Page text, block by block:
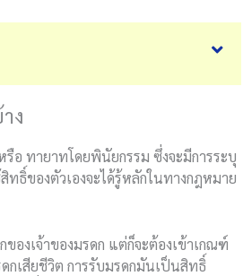
ง
อ ทายาทโดยพินัยกรรม ซึ่งจะมีการระบุ
ธิ์ของตัวเองจะได้รู้หลักในทางกฎหมาย
งเจ้าของมรดก แต่ก็จะต้องเข้าเกณฑ์
กเสียชีวิต การรับมรดกมันเป็นสิทธิ์